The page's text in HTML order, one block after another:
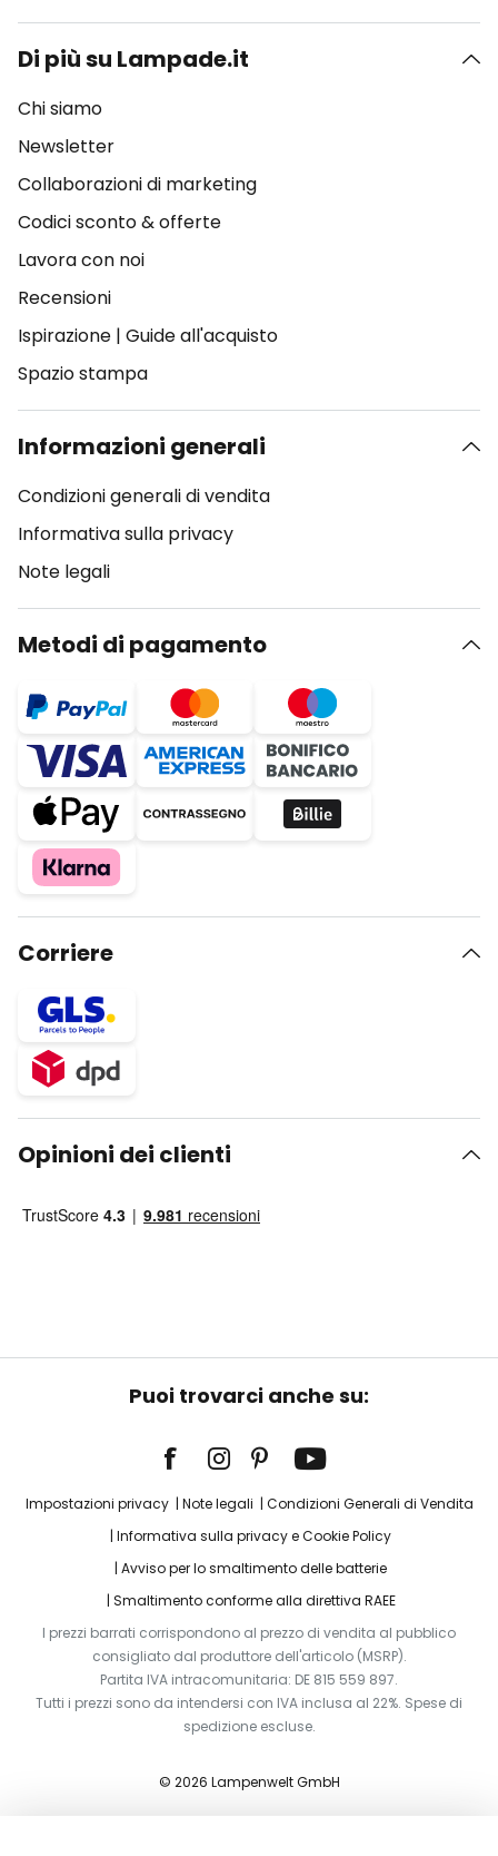
Di più su Lampade.it
Chi siamo
Newsletter
Collaborazioni di marketing
Codici sconto & offerte
Lavora con noi
Recensioni
Ispirazione | Guide all'acquisto
Spazio stampa
Informazioni generali
Condizioni generali di vendita
Informativa sulla privacy
Note legali
Metodi di pagamento
Corriere
Opinioni dei clienti
Puoi trovarci anche su:
Impostazioni privacy Note legali
Condizioni Generali di Vendita
Informativa sulla privacy e Cookie Policy
Avviso per lo smaltimento delle batterie
Smaltimento conforme alla direttiva RAEE
I prezzi barrati corrispondono al prezzo di vendita al pubblico
consigliato dal produttore dell'articolo (MSRP).
Partita IVA intracomunitaria: DE 815 559 897.
Tutti i prezzi sono da intendersi con IVA inclusa al 22%. Spese di
spedizione escluse.
© 2026 Lampenwelt GmbH